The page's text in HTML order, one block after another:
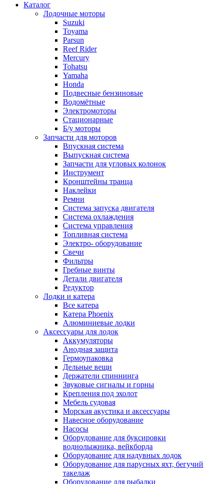
Каталог
Лодочные моторы
Suzuki
Toyama
Parsun
Reef Rider
Mercury
Tohatsu
Yamaha
Honda
Подвесные бензиновые
Водомётные
Электромоторы
Стационарные
Б/у моторы
Запчасти для моторов
Впускная система
Выпускная система
Запчасти для угловых колонок
Инструмент
Кронштейны транца
Наклейки
Ремни
Система запуска двигателя
Система охлаждения
Система управления
Топливная система
Электро- оборудование
Свечи
Фильтры
Гребные винты
Детали двигателя
Редуктор
Лодки и катера
Все катера
Катера Phoenix
Алюминиевые лодки
Аксессуары для лодок
Аккумуляторы
Анодная защита
Гермоупаковка
Дельные вещи
Держатели спиннинга
Звуковые сигналы и горны
Крепления под эхолот
Мебель судовая
Морская акустика и аксессуары
Навесное оборудование
Насосы
Оборудование для буксировки
воднолыжника, вейкборда
Оборудование для надувных лодок
Оборудование для парусных яхт, бегучий
такелаж
Оборудование для рыбалки